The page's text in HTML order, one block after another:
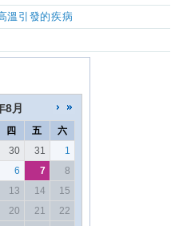
溫引發的疾病
8月
四 五
六
30 31
1
6 7
8
13 14
15
20 21
22